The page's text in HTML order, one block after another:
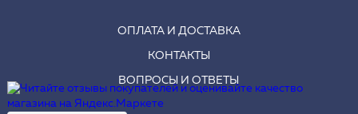
ОПЛАТА И ДОСТАВКА
КОНТАКТЫ
ВОПРОСЫ И ОТВЕТЫ